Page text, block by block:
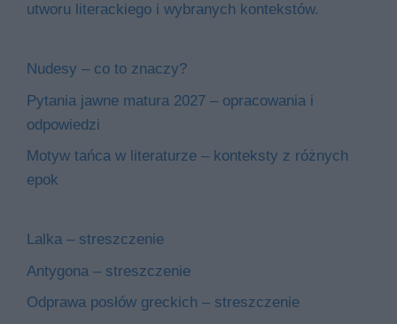
utworu literackiego i wybranych kontekstów.
Nudesy – co to znaczy?
Pytania jawne matura 2027 – opracowania i
odpowiedzi
Motyw tańca w literaturze – konteksty z różnych
epok
Lalka – streszczenie
Antygona – streszczenie
Odprawa posłów greckich – streszczenie